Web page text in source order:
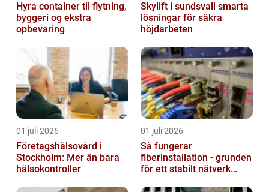
Hyra container til flytning,
byggeri og ekstra
opbevaring
Skylift i sundsvall smarta
lösningar för säkra
höjdarbeten
01 juli 2026
Företagshälsovård i
Stockholm: Mer än bara
hälsokontroller
01 juli 2026
Så fungerar
fiberinstallation - grunden
för ett stabilt nätverk